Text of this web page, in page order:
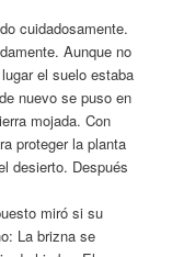
cuidadosamente.
Aunque no
el suelo estaba
nuevo se puso en
mojada. Con
proteger la planta
desierto. Después
miró si su
La brizna se